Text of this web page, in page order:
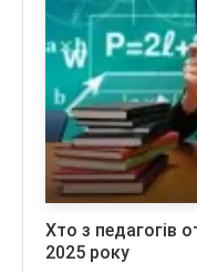
Хто з педагогів
2025 року